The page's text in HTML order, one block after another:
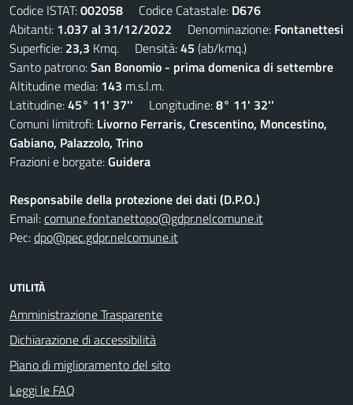
Codice ISTAT:002058 Codice Catastale: D676
Abitanti: 1.037 al 31/12/2022 Denominazione: Fontanettesi
Superficie: 23,3 Kmq. Densità:45 (ab/kmq.)
Santo patrono:San Bonomio - prima domenica di settembre
Altitudine media: 143 m.s.l.m.
Latitudine:45° 11' 37'' Longitudine:8° 11' 32''
Comuni limitrofi: Livorno Ferraris, Crescentino, Moncestino,
Gabiano, Palazzolo, Trino
Frazioni e borgate:Guidera
Responsabile della protezione dei dati (D.P.O.)
Email:comune.fontanettopo@gdpr.nelcomune.it
Pec:dpo@pec.gdpr.nelcomune.it
UTILITÀ
Amministrazione Trasparente
Dichiarazione di accessibilità
Piano di miglioramento del sito
Leggi le FAQ